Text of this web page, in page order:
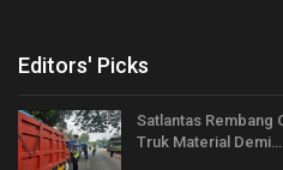
Editors' Picks
Satlantas Rembang
Truk Material Demi…